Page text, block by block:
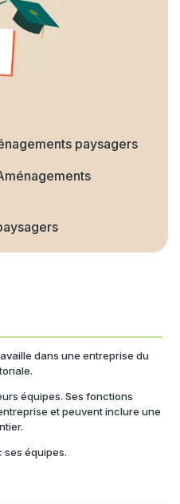
paysagers
dans une entreprise du
équipes. Ses fonctions
et peuvent inclure une
ses équipes.